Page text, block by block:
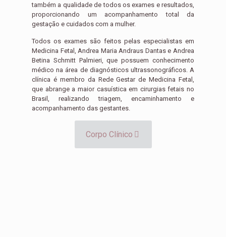
também a qualidade de todos os exames e resultados,
proporcionando um acompanhamento total da
gestação e cuidados com a mulher.
Todos os exames são feitos pelas especialistas em
Medicina Fetal, Andrea Maria Andraus Dantas e Andrea
Betina Schmitt Palmieri, que possuem conhecimento
médico na área de diagnósticos ultrassonográficos. A
clínica é membro da Rede Gestar de Medicina Fetal,
que abrange a maior casuística em cirurgias fetais no
Brasil, realizando triagem, encaminhamento e
acompanhamento das gestantes.
Corpo Clínico